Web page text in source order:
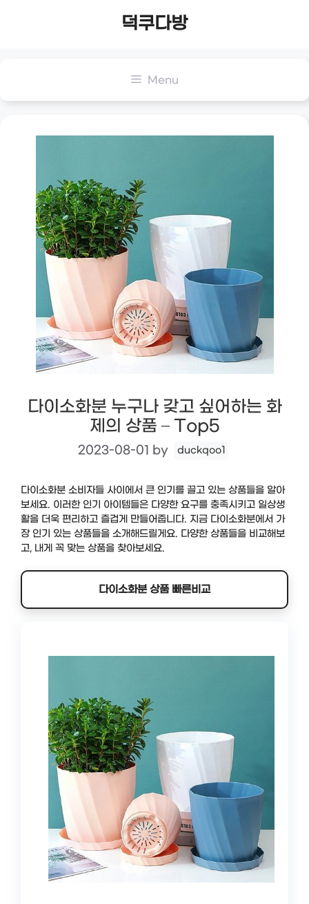
덕쿠다방
Menu
다이소화분 누구나 갖고 싶어하는 화
제의 상품 – Top5
2023-08-01 by duckqoo1
다이소화분 소비자들 사이에서 큰 인기를 끌고 있는 상품들을 알아
보세요. 이러한 인기 아이템들은 다양한 요구를 충족시키고 일상생
활을 더욱 편리하고 즐겁게 만들어줍니다. 지금 다이소화분에서 가
장 인기 있는 상품들을 소개해드릴게요. 다양한 상품들을 비교해보
고, 내게 꼭 맞는 상품을 찾아보세요.
다이소화분 상품 빠른비교